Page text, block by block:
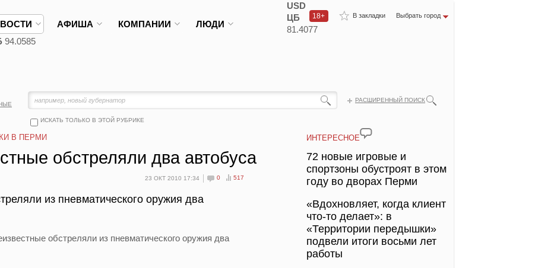
В закладки Выбрать город
18+
АФИША КОМПАНИИ ЛЮДИ
USD
ЦБ
81.4077
94.0585
РАСШИРЕННЫЙ ПОИСК
ИСКАТЬ ТОЛЬКО В ЭТОЙ РУБРИКЕ
В ПЕРМИ
обстреляли два автобуса
23 ОКТ 2010 17:34 0 517
из пневматического оружия два
обстреляли из пневматического оружия два
ИНТЕРЕСНОЕ
72 новые игровые и
спортзоны обустроят в этом
году во дворах Перми
«Вдохновляет, когда клиент
что-то делает»: в
«Территории передышки»
подвели итоги восьми лет
работы